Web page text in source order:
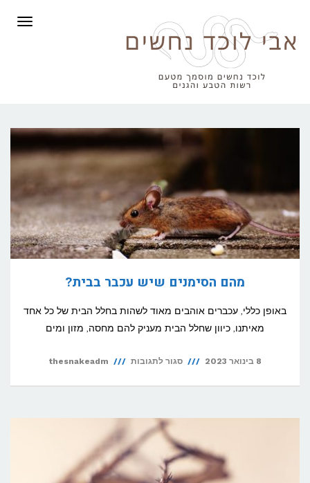
מהם הסימנים שיש עכבר בבית?
באופן כללי, עכברים אוהבים מאוד לשהות בחלל הבית של כל אחד
מאיתנו, כיוון שחלל הבית מעניק להם מחסה, מזון ומים
8 בינואר 2023 סגור לתגובות על
עכבר
בבית?
thesnakeadm